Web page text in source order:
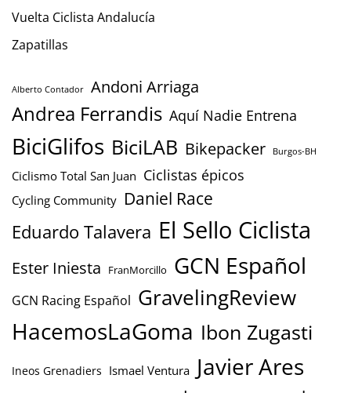
Vuelta Ciclista Andalucía
Zapatillas
Alberto Contador Andoni Arriaga
Andrea Ferrandis Aquí Nadie Entrena
BiciGlifos BiciLAB Bikepacker Burgos-BH
Ciclismo Total San Juan Ciclistas épicos
Cycling Community Daniel Race
Eduardo Talavera El Sello Ciclista
Ester Iniesta FranMorcillo GCN Español
GCN Racing Español GravelingReview
HacemosLaGoma Ibon Zugasti
Ineos Grenadiers Ismael Ventura Javier Ares